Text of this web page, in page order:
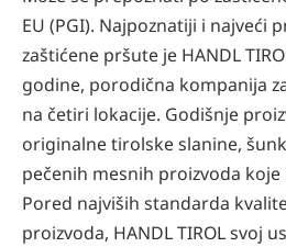
EU (PGI). Najpoznatiji i najveći
zaštićene pršute je HANDL
godine, porodična kompanija
na četiri lokacije. Godišnje
originalne tirolske slanine,
pečenih mesnih proizvoda koje
Pored najviših standarda
proizvoda, HANDL TIROL svoj